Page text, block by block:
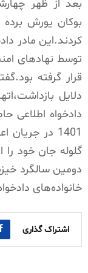
بعد از ظهر
بوکان یورش
کردند.این مادر
توسط نهادهای
قرار گرفته
دلایل
1401 در
گلوله جان خود
دومین سالگرد
خانوادەهای
اشتراک گذاری